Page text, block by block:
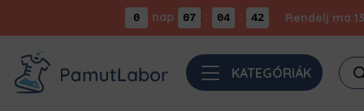
0 nap 07 : 04 : 41 Rendelj ma
KATEGÓRIÁK